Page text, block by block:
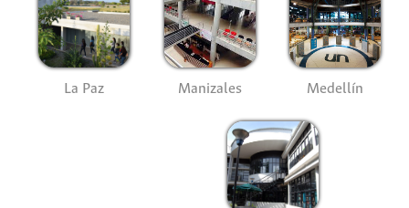
La Paz Manizales Medellín